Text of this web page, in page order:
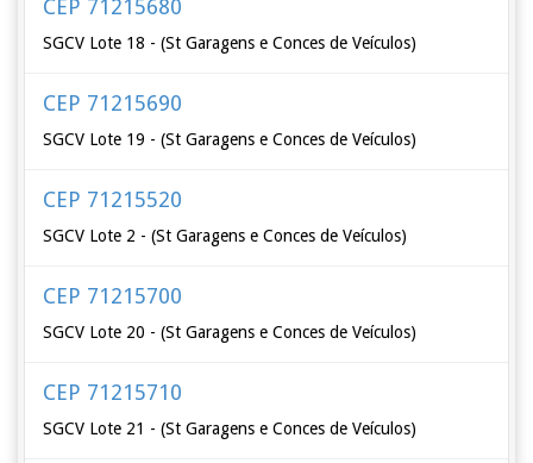
CEP 71215680
SGCV Lote 18 - (St Garagens e Conces de Veículos)
CEP 71215690
SGCV Lote 19 - (St Garagens e Conces de Veículos)
CEP 71215520
SGCV Lote 2 - (St Garagens e Conces de Veículos)
CEP 71215700
SGCV Lote 20 - (St Garagens e Conces de Veículos)
CEP 71215710
SGCV Lote 21 - (St Garagens e Conces de Veículos)